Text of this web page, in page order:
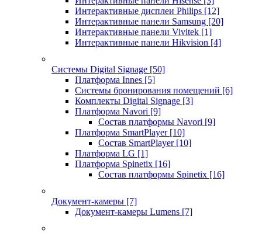
Интерактивные дисплеи Philips [12]
Интерактивные панели Samsung [20]
Интерактивные панели Vivitek [1]
Интерактивные панели Hikvision [4]
Системы Digital Signage [50]
Платформа Innes [5]
Системы бронирования помещений [6]
Комплекты Digital Signage [3]
Платформа Navori [9]
Состав платформы Navori [9]
Платформа SmartPlayer [10]
Состав SmartPlayer [10]
Платформа LG [1]
Платформа Spinetix [16]
Состав платформы Spinetix [16]
Документ-камеры [7]
Документ-камеры Lumens [7]